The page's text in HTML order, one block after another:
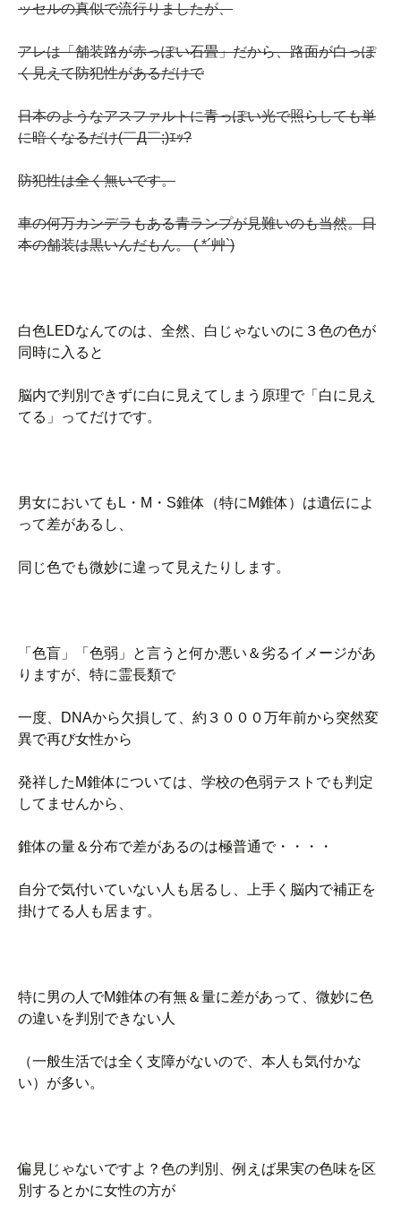
ッセルの真似で流行りましたが、
アレは「舗装路が赤っぽい石畳」だから、路面が白っぽ
く見えて防犯性があるだけで
日本のようなアスファルトに青っぽい光で照らしても単
に暗くなるだけ(￣Д￣;)ｴｯ?
防犯性は全く無いです。
車の何万カンデラもある青ランプが見難いのも当然。日
本の舗装は黒いんだもん。 ( *´艸`)
白色LEDなんてのは、全然、白じゃないのに３色の色が
同時に入ると
脳内で判別できずに白に見えてしまう原理で「白に見え
てる」ってだけです。
男女においてもL・M・S錐体（特にM錐体）は遺伝によ
って差があるし、
同じ色でも微妙に違って見えたりします。
「色盲」「色弱」と言うと何か悪い＆劣るイメージがあ
りますが、特に霊長類で
一度、DNAから欠損して、約３０００万年前から突然変
異で再び女性から
発祥したM錐体については、学校の色弱テストでも判定
してませんから、
錐体の量＆分布で差があるのは極普通で・・・・
自分で気付いていない人も居るし、上手く脳内で補正を
掛けてる人も居ます。
特に男の人でM錐体の有無＆量に差があって、微妙に色
の違いを判別できない人
（一般生活では全く支障がないので、本人も気付かな
い）が多い。
偏見じゃないですよ？色の判別、例えば果実の色味を区
別するとかに女性の方が